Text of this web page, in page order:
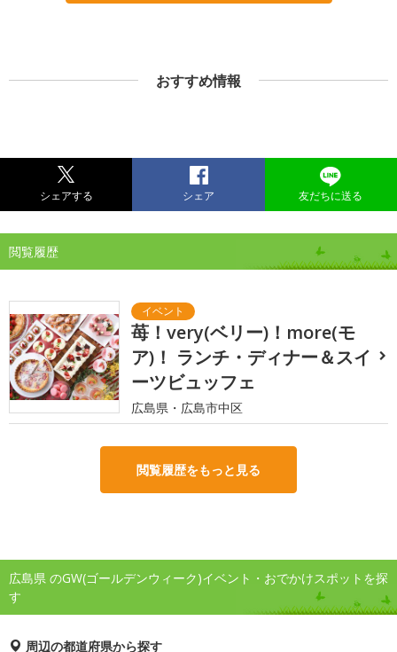
おすすめ情報
シェアする シェア 友だちに送る
閲覧履歴
苺！very(ベリー)！more(モ
ア)！ ランチ・ディナー＆スイ
ーツビュッフェ
広島県・広島市中区
閲覧履歴をもっと見る
広島県 のGW(ゴールデンウィーク)イベント・おでかけスポットを探
す
周辺の都道府県から探す